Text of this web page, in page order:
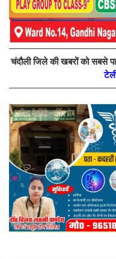
चंदौली जिले की खबरों को सबसे